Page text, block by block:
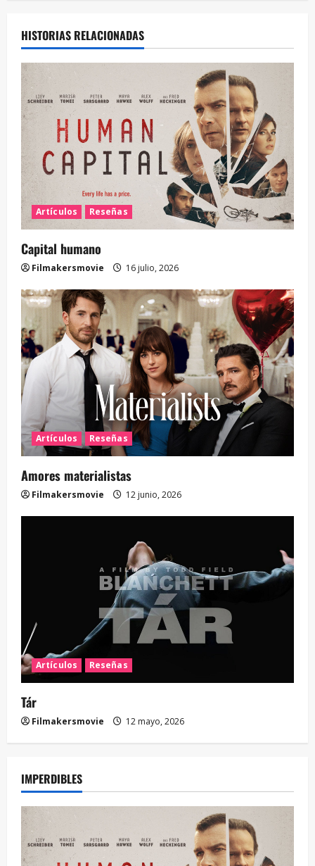
HISTORIAS RELACIONADAS
Artículos Reseñas
Capital humano
Filmakersmovie 16 julio, 2026
Artículos Reseñas
Amores materialistas
Filmakersmovie 12 junio, 2026
Artículos Reseñas
Tár
Filmakersmovie 12 mayo, 2026
IMPERDIBLES